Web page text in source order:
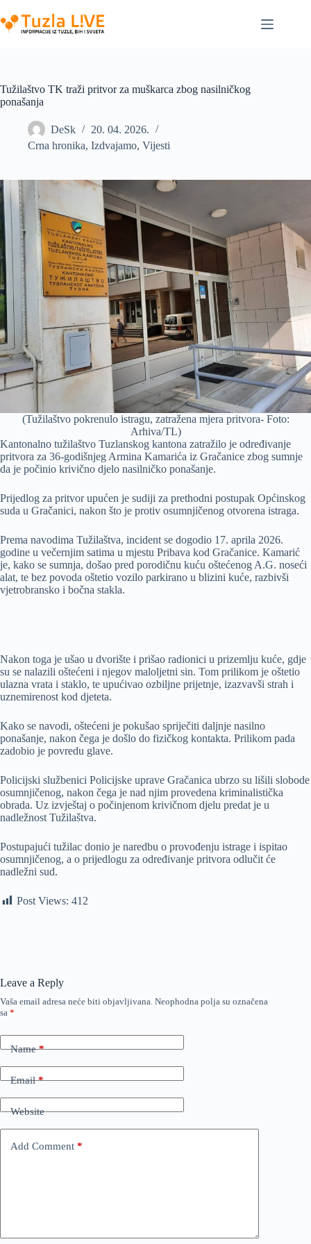
to
content
Tužilaštvo TK traži pritvor za muškarca zbog nasilničkog
ponašanja
DeSk
20. 04. 2026.
Crna hronika, Izdvajamo, Vijesti
(Tužilaštvo pokrenulo istragu, zatražena mjera pritvora- Foto:
Arhiva/TL)
Kantonalno tužilaštvo Tuzlanskog kantona zatražilo je određivanje
pritvora za 36-godišnjeg Armina Kamarića iz Gračanice zbog sumnje
da je počinio krivično djelo nasilničko ponašanje.
Prijedlog za pritvor upućen je sudiji za prethodni postupak Općinskog
suda u Gračanici, nakon što je protiv osumnjičenog otvorena istraga.
Prema navodima Tužilaštva, incident se dogodio 17. aprila 2026.
godine u večernjim satima u mjestu Pribava kod Gračanice. Kamarić
je, kako se sumnja, došao pred porodičnu kuću oštećenog A.G. noseći
alat, te bez povoda oštetio vozilo parkirano u blizini kuće, razbivši
vjetrobransko i bočna stakla.
Nakon toga je ušao u dvorište i prišao radionici u prizemlju kuće, gdje
su se nalazili oštećeni i njegov maloljetni sin. Tom prilikom je oštetio
ulazna vrata i staklo, te upućivao ozbiljne prijetnje, izazvavši strah i
uznemirenost kod djeteta.
Kako se navodi, oštećeni je pokušao spriječiti daljnje nasilno
ponašanje, nakon čega je došlo do fizičkog kontakta. Prilikom pada
zadobio je povredu glave.
Policijski službenici Policijske uprave Gračanica ubrzo su lišili slobode
osumnjičenog, nakon čega je nad njim provedena kriminalistička
obrada. Uz izvještaj o počinjenom krivičnom djelu predat je u
nadležnost Tužilaštva.
Postupajući tužilac donio je naredbu o provođenju istrage i ispitao
osumnjičenog, a o prijedlogu za određivanje pritvora odlučit će
nadležni sud.
Post Views: 412
Leave a Reply
Vaša email adresa neće biti objavljivana. Neophodna polja su označena
sa *
Name*
Email*
Website
Add Comment *